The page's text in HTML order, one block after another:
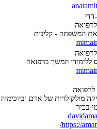
המשפחה - קלינית
ללימודי המשך ברפואה
מולקולרית של אדם וביוכימיה
בכיר
https://